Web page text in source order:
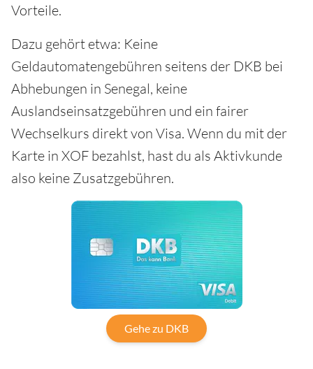
Vorteile.
Dazu gehört etwa: Keine
Geldautomatengebühren seitens der DKB bei
Abhebungen in Senegal, keine
Auslandseinsatzgebühren und ein fairer
Wechselkurs direkt von Visa. Wenn du mit der
Karte in XOF bezahlst, hast du als Aktivkunde
also keine Zusatzgebühren.
Gehe zu DKB